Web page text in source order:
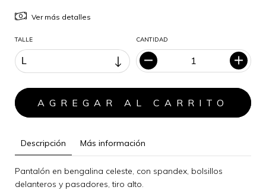
Ver más detalles
TALLE CANTIDAD
Descripción Más información
Pantalón en bengalina celeste, con spandex, bolsillos
delanteros y pasadores, tiro alto.